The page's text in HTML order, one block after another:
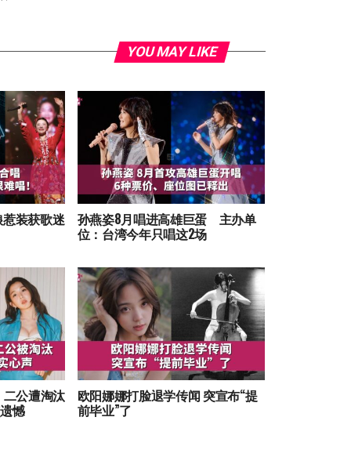
YOU MAY LIKE
装获歌迷 孙燕姿8月唱进高雄巨蛋 主办单
位：台湾今年只唱这2场
公遭淘汰
憾
欧阳娜娜打脸退学传闻 突宣布“提
前毕业”了